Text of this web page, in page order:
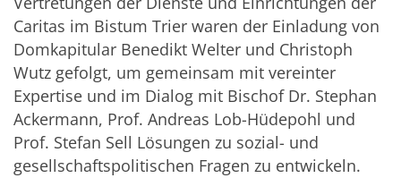
Caritas im Bistum Trier waren der Einladung von
Domkapitular Benedikt Welter und Christoph
Wutz gefolgt, um gemeinsam mit vereinter
Expertise und im Dialog mit Bischof Dr. Stephan
Ackermann, Prof. Andreas Lob-Hüdepohl und
Prof. Stefan Sell Lösungen zu sozial- und
gesellschaftspolitischen Fragen zu entwickeln.